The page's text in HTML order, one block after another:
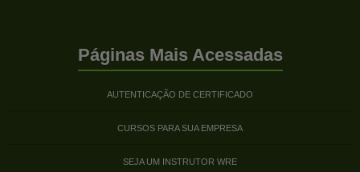
Páginas Mais Acessadas
AUTENTICAÇÃO DE CERTIFICADO
CURSOS PARA SUA EMPRESA
SEJA UM INSTRUTOR WRE